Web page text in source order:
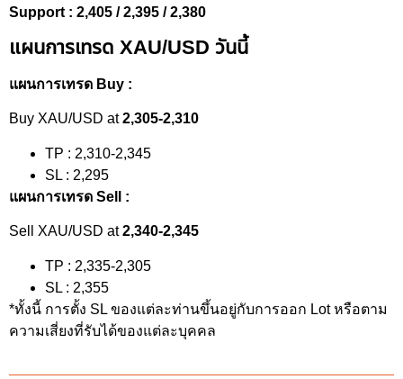
Support : 2,405 / 2,395 / 2,380
แผนการเทรด XAU/USD วันนี้
แผนการเทรด Buy :
Buy XAU/USD at2,305-2,310
TP : 2,310-2,345
SL : 2,295
แผนการเทรด Sell :
Sell XAU/USD at2,340-2,345
TP : 2,335-2,305
SL : 2,355
*ทั้งนี้ การตั้ง SL ของแต่ละท่านขึ้นอยู่กับการออก Lot หรือตาม
ความเสี่ยงที่รับได้ของแต่ละบุคคล